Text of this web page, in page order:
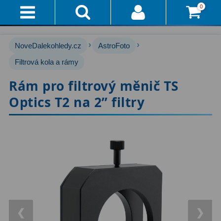
0
Přihlášení
Affiliate
Průvodce
Doručení
Vrácení
Do
Akce!
Hvězdářské dalekohledy
Pro začátečníky67
Pro děti30
ED / Apochromáty 33
Ritchey-Chrétien
NoveDalekohledy.cz › AstroFoto ›
Filtrová kola a rámy
❮ ❯
Rám pro filtrový měnič TS
Optics T2 na 2” filtry